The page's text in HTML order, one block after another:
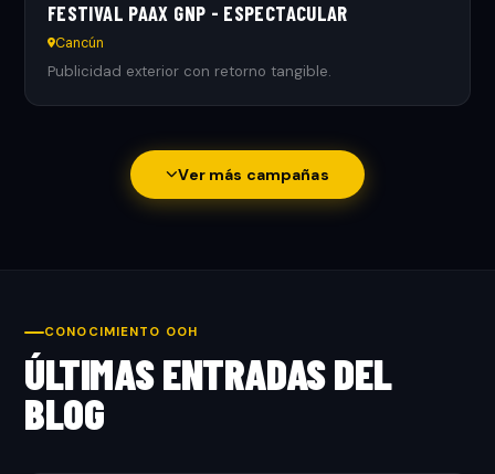
FESTIVAL PAAX GNP - ESPECTACULAR
Cancún
Publicidad exterior con retorno tangible.
Ver más campañas
CONOCIMIENTO OOH
ÚLTIMAS ENTRADAS DEL
BLOG